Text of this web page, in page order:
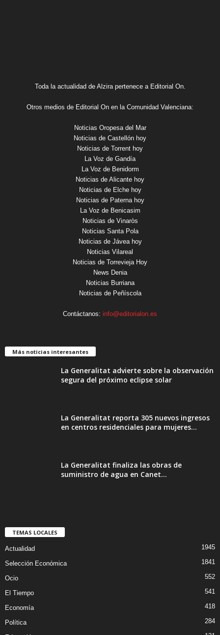
Toda la actualidad de Alzira pertenece a Editorial On.
Otros medios de Editorial On en la Comunidad Valenciana:
Noticias Oropesa del Mar
Noticias de Castellón hoy
Noticias de Torrent hoy
La Voz de Gandía
La Voz de Benidorm
Noticias de Alicante hoy
Noticias de Elche hoy
Noticias de Paterna hoy
La Voz de Benicasim
Noticias de Vinaròs
Noticias Santa Pola
Noticias de Jávea hoy
Noticias Vilareal
Noticias de Torrevieja Hoy
News Denia
Noticias Burriana
Noticias de Peñíscola
Contáctanos: info@editorialon.es
Más noticias interesantes
La Generalitat advierte sobre la observación
segura del próximo eclipse solar
La Generalitat reporta 305 nuevos ingresos
en centros residenciales para mujeres...
La Generalitat finaliza las obras de
suministro de agua en Canet...
TEMAS LOCALES
Actualidad 1945
Selección Económica 1841
Ocio 552
El Tiempo 541
Economía 418
Política 284